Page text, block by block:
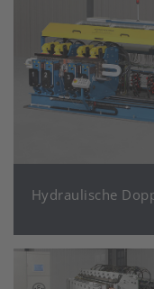
Hydraulische